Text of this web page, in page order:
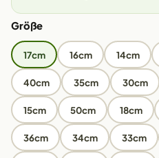
Größe
17cm 16cm 14cm
40cm 35cm 30cm
15cm 50cm 18cm
36cm 34cm 33cm